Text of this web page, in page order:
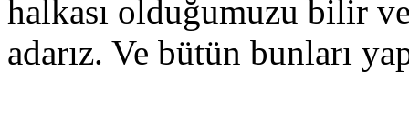
halkası olduğumuzu bilir
adarız. Ve bütün bunları